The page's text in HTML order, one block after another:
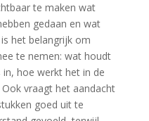
te maken wat
gedaan en wat
het belangrijk om
te nemen: wat houdt
in, hoe werkt het in de
vraagt het aandacht
goed uit te